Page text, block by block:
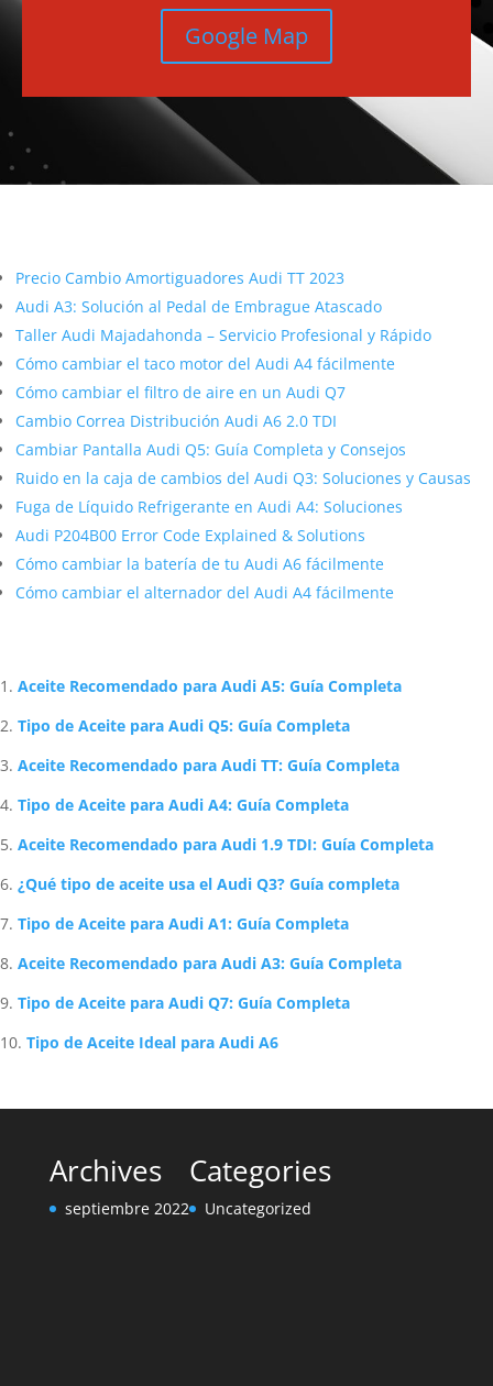
Google Map
Precio Cambio Amortiguadores Audi TT 2023
Audi A3: Solución al Pedal de Embrague Atascado
Taller Audi Majadahonda – Servicio Profesional y Rápido
Cómo cambiar el taco motor del Audi A4 fácilmente
Cómo cambiar el filtro de aire en un Audi Q7
Cambio Correa Distribución Audi A6 2.0 TDI
Cambiar Pantalla Audi Q5: Guía Completa y Consejos
Ruido en la caja de cambios del Audi Q3: Soluciones y Causas
Fuga de Líquido Refrigerante en Audi A4: Soluciones
Audi P204B00 Error Code Explained & Solutions
Cómo cambiar la batería de tu Audi A6 fácilmente
Cómo cambiar el alternador del Audi A4 fácilmente
Aceite Recomendado para Audi A5: Guía Completa
Tipo de Aceite para Audi Q5: Guía Completa
Aceite Recomendado para Audi TT: Guía Completa
Tipo de Aceite para Audi A4: Guía Completa
Aceite Recomendado para Audi 1.9 TDI: Guía Completa
¿Qué tipo de aceite usa el Audi Q3? Guía completa
Tipo de Aceite para Audi A1: Guía Completa
Aceite Recomendado para Audi A3: Guía Completa
Tipo de Aceite para Audi Q7: Guía Completa
Tipo de Aceite Ideal para Audi A6
Archives
septiembre 2022
Categories
Uncategorized